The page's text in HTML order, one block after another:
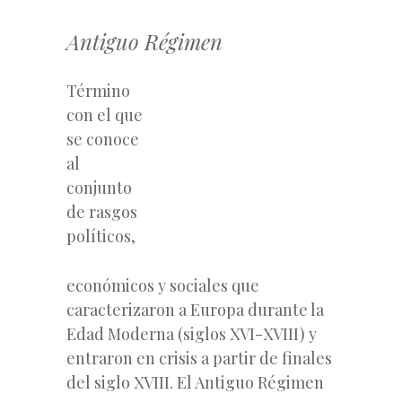
Antiguo Régimen
Término
con el que
se conoce
al
conjunto
de rasgos
políticos,
económicos y sociales que
caracterizaron a Europa durante la
Edad Moderna (siglos XVI-XVIII) y
entraron en crisis a partir de finales
del siglo XVIII. El Antiguo Régimen